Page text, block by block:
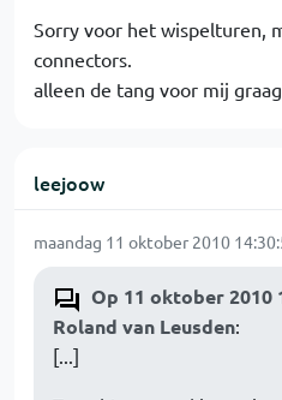
Sorry voor het wispelturen,
connectors.
alleen de tang voor mij graag
leejoow
maandag 11 oktober 2010
Op 11 oktober 2010
Roland van Leusden:
[...]